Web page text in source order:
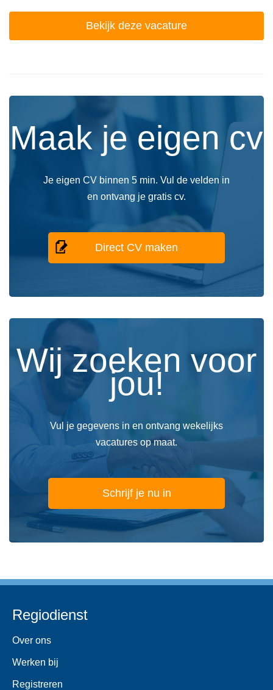
Bekijk deze vacature
Maak je eigen cv
Je eigen CV binnen 5 min. Vul de velden in
en ontvang je gratis cv.
Direct CV maken
Wij zoeken voor
jou!
Vul je gegevens in en ontvang wekelijks
vacatures op maat.
Schrijf je nu in
Regiodienst
Over ons
Werken bij
Registreren